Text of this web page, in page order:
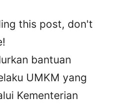
this post, don't
bantuan
UMKM yang
Kementerian